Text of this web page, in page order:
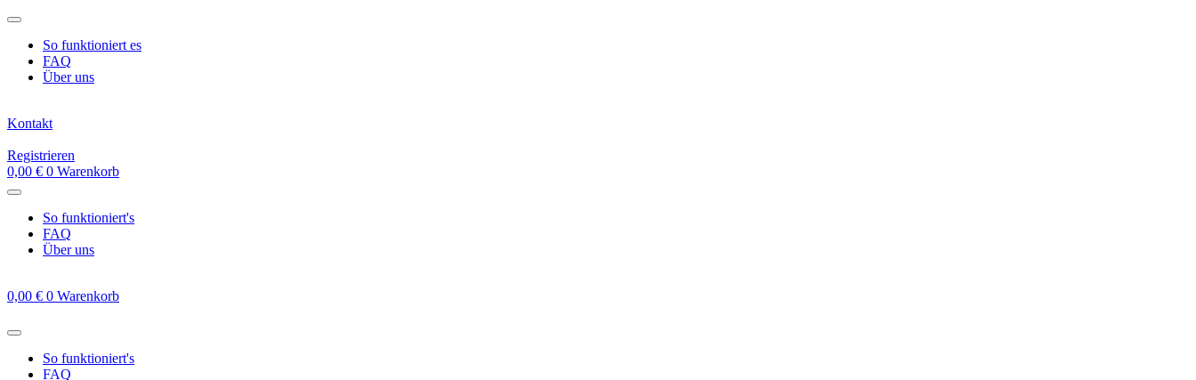
Zum
springenSo funktioniert es
FAQ
Über uns
Kontakt
Registrieren
0,00 € 0 Warenkorb
So funktioniert's
FAQ
Über uns
0,00 € 0 Warenkorb
So funktioniert's
FAQ